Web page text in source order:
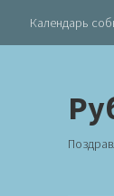
Календарь
content